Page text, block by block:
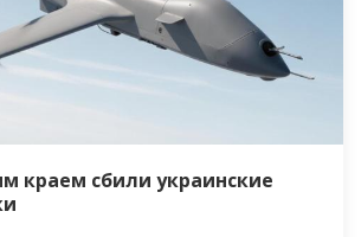
краем сбили украинские